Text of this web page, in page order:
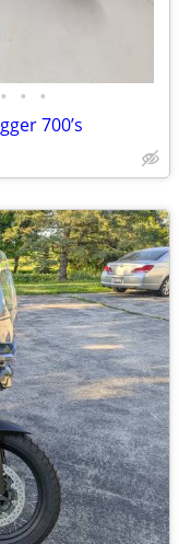
• • •
700’s